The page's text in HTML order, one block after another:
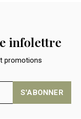
infolettre
promotions
S'ABONNER